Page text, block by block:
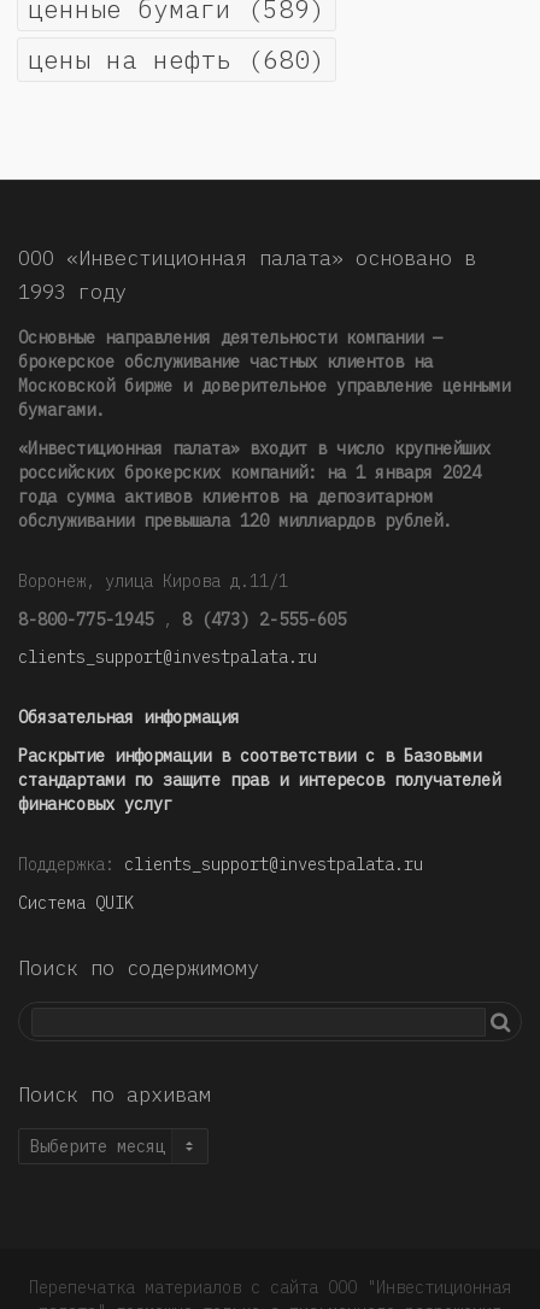
ценные бумаги (589)
цены на нефть (680)
ООО «Инвестиционная палата» основано в
1993 году
Основные направления деятельности компании —
брокерское обслуживание частных клиентов на
Московской бирже и доверительное управление ценными
бумагами.
«Инвестиционная палата» входит в число крупнейших
российских брокерских компаний: на 1 января 2024
года сумма активов клиентов на депозитарном
обслуживании превышала 120 миллиардов рублей.
Воронеж, улица Кирова д.11/1
8-800-775-1945 , 8 (473) 2-555-605
clients_support@investpalata.ru
Обязательная информация
Раскрытие информации в соответствии с в Базовыми
стандартами по защите прав и интересов получателей
финансовых услуг
Поддержка: clients_support@investpalata.ru
Система QUIK
Поиск по содержимому
Поиск по архивам
Поиск
Перепечатка материалов с сайта ООО "Инвестиционная